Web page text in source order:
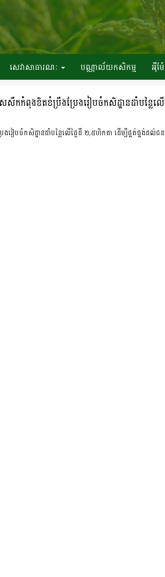
សេវាសាធារណៈ បណ្ណាល័យកសិកម្ម អ៉ីម៉
សសឹកកំពុងខិតខំប្រឹងប្រែងរៀបចំកសិដ្ឋានដាំបន្លៃ
រៀបចំកសិដ្ឋានដាំបន្លៃលើផ្ទៃដី ២,៥ហិកតា ដើម្បីផ្គត់ផ្គង់ដល់